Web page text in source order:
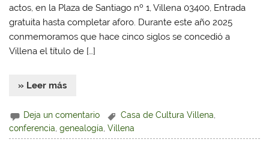
actos, en la Plaza de Santiago nº 1, Villena 03400, Entrada
gratuita hasta completar aforo. Durante este año 2025
conmemoramos que hace cinco siglos se concedió a
Villena el título de […]
» Leer más
Deja un comentario Casa de Cultura Villena
conferencia ,genealogía ,Villena